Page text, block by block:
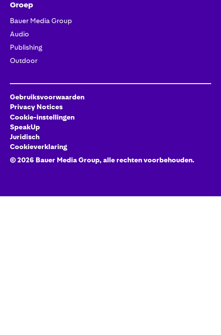
Groep
Bauer Media Group
Audio
Publishing
Outdoor
Gebruiksvoorwaarden
Privacy Notices
Cookie-instellingen
SpeakUp
Juridisch
Cookieverklaring
©2026 Bauer Media Group, alle rechten voorbehouden.